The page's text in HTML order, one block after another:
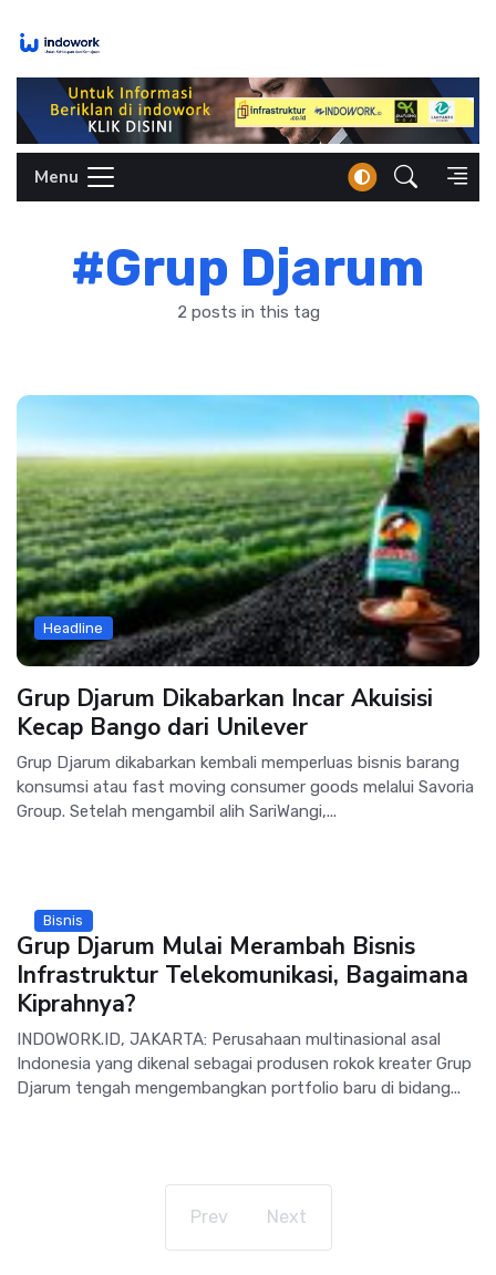
Menu
#Grup Djarum
2 posts in this tag
Headline
Grup Djarum Dikabarkan Incar Akuisisi
Kecap Bango dari Unilever
Grup Djarum dikabarkan kembali memperluas bisnis barang
konsumsi atau fast moving consumer goods melalui Savoria
Group. Setelah mengambil alih SariWangi,...
Bisnis
Grup Djarum Mulai Merambah Bisnis
Infrastruktur Telekomunikasi, Bagaimana
Kiprahnya?
INDOWORK.ID, JAKARTA: Perusahaan multinasional asal
Indonesia yang dikenal sebagai produsen rokok kreater Grup
Djarum tengah mengembangkan portfolio baru di bidang...
Prev Next